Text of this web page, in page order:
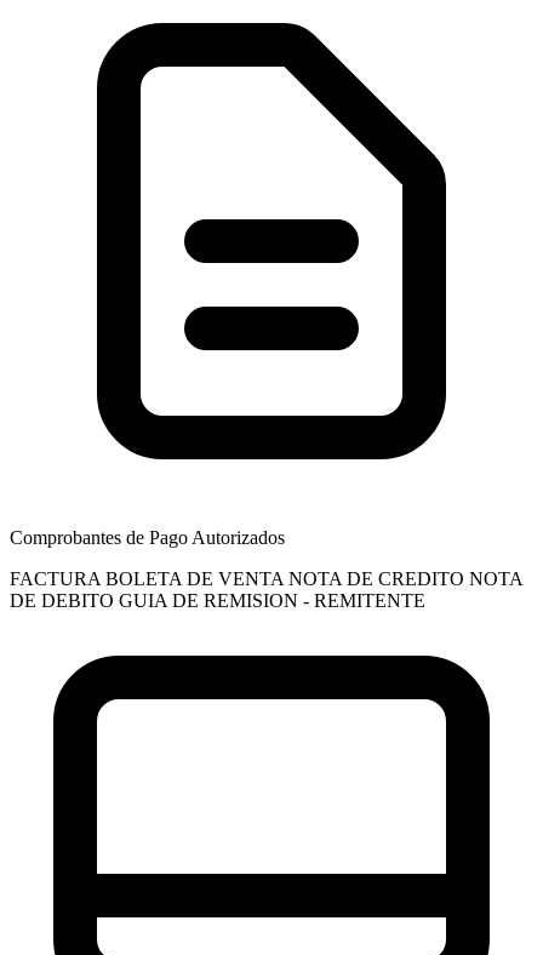
Comprobantes de Pago Autorizados
FACTURA BOLETA DE VENTA NOTA DE CREDITO NOTA
DE DEBITO GUIA DE REMISION - REMITENTE